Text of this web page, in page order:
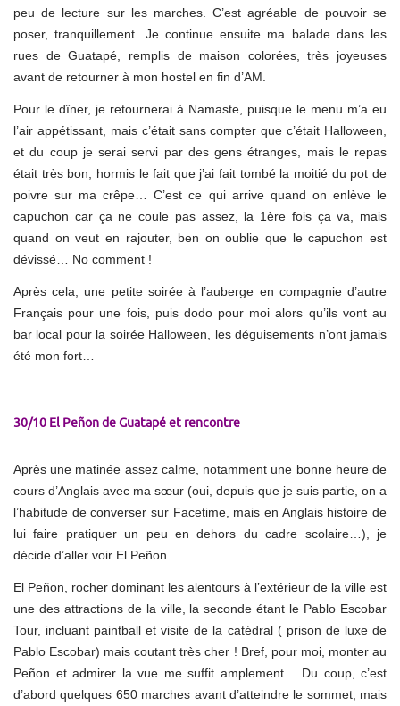
peu de lecture sur les marches. C’est agréable de pouvoir se
poser, tranquillement. Je continue ensuite ma balade dans les
rues de Guatapé, remplis de maison colorées, très joyeuses
avant de retourner à mon hostel en fin d’AM.
Pour le dîner, je retournerai à Namaste, puisque le menu m’a eu
l’air appétissant, mais c’était sans compter que c’était Halloween,
et du coup je serai servi par des gens étranges, mais le repas
était très bon, hormis le fait que j’ai fait tombé la moitié du pot de
poivre sur ma crêpe… C’est ce qui arrive quand on enlève le
capuchon car ça ne coule pas assez, la 1ère fois ça va, mais
quand on veut en rajouter, ben on oublie que le capuchon est
dévissé… No comment !
Après cela, une petite soirée à l’auberge en compagnie d’autre
Français pour une fois, puis dodo pour moi alors qu’ils vont au
bar local pour la soirée Halloween, les déguisements n’ont jamais
été mon fort…
30/10 El Peñon de Guatapé et rencontre
Après une matinée assez calme, notamment une bonne heure de
cours d’Anglais avec ma sœur (oui, depuis que je suis partie, on a
l’habitude de converser sur Facetime, mais en Anglais histoire de
lui faire pratiquer un peu en dehors du cadre scolaire…), je
décide d’aller voir El Peñon.
El Peñon, rocher dominant les alentours à l’extérieur de la ville est
une des attractions de la ville, la seconde étant le Pablo Escobar
Tour, incluant paintball et visite de la catédral ( prison de luxe de
Pablo Escobar) mais coutant très cher ! Bref, pour moi, monter au
Peñon et admirer la vue me suffit amplement… Du coup, c’est
d’abord quelques 650 marches avant d’atteindre le sommet, mais